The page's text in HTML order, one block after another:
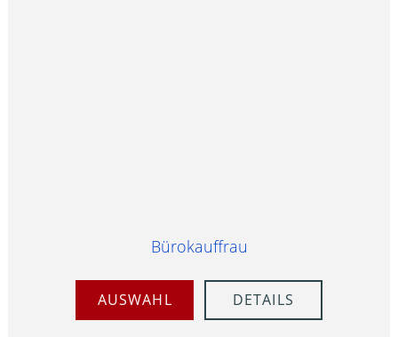
Bürokauffrau
AUSWAHL DETAILS